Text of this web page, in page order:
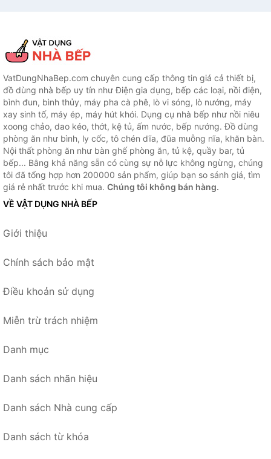
VatDungNhaBep.com chuyên cung cấp thông tin giá cả thiết bị,
đồ dùng nhà bếp uy tín như Điện gia dụng, bếp các loại, nồi điện,
bình đun, bình thủy, máy pha cà phê, lò vi sóng, lò nướng, máy
xay sinh tố, máy ép, máy hút khói. Dụng cụ nhà bếp như nồi niêu
xoong chảo, dao kéo, thớt, kệ tủ, ấm nước, bếp nướng. Đồ dùng
phòng ăn như bình, ly cốc, tô chén dĩa, đũa muỗng nĩa, khăn bàn.
Nội thất phòng ăn như bàn ghế phòng ăn, tủ kệ, quầy bar, tủ
bếp... Bằng khả năng sẵn có cùng sự nỗ lực không ngừng, chúng
tôi đã tổng hợp hơn 200000 sản phẩm, giúp bạn so sánh giá, tìm
giá rẻ nhất trước khi mua. Chúng tôi không bán hàng.
VỀ VẬT DỤNG NHÀ BẾP
Giới thiệu
Chính sách bảo mật
Điều khoản sử dụng
Miễn trừ trách nhiệm
Danh mục
Danh sách nhãn hiệu
Danh sách Nhà cung cấp
Danh sách từ khóa